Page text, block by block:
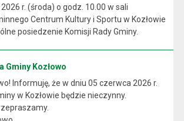
r. (środa) o godz. 10.00 w sali
Centrum Kultury i Sportu w Kozłowie
posiedzenie Komisji Rady Gminy.
Gminy Kozłowo
Informuję, że w dniu 05 czerwca 2026 r.
w Kozłowie będzie nieczynny.